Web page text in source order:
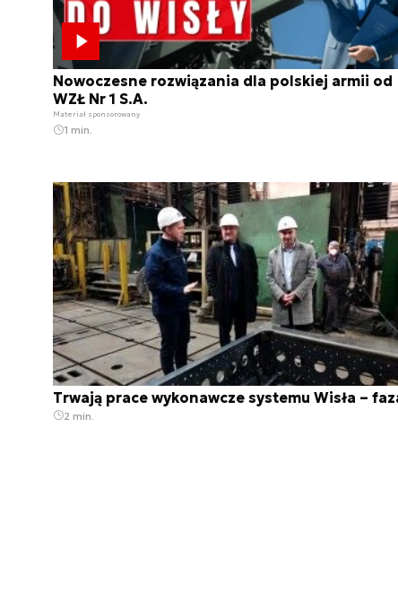
Nowoczesne rozwiązania dla polskiej armii od
WZŁ Nr 1 S.A.
Materiał sponsorowany
1 min.
Trwają prace wykonawcze systemu Wisła –
2 min.